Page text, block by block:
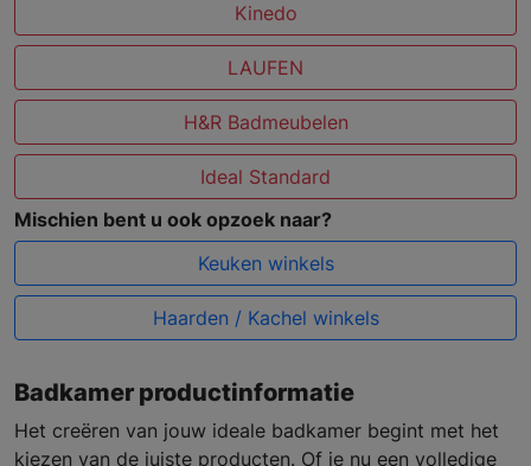
Kinedo
LAUFEN
H&R Badmeubelen
Ideal Standard
Mischien bent u ook opzoek naar?
Keuken winkels
Haarden / Kachel winkels
Badkamer productinformatie
Het creëren van jouw ideale badkamer begint met het
kiezen van de juiste producten. Of je nu een volledige